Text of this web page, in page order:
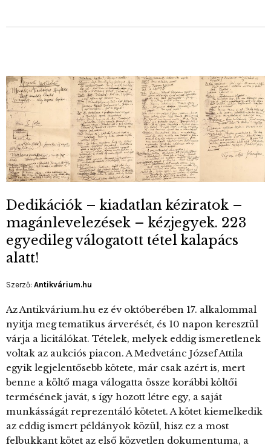
Dedikációk – kiadatlan kéziratok –
magánlevelezések – kézjegyek. 223
egyedileg válogatott tétel kalapács
alatt!
Szerző: Antikvárium.hu
Az Antikvárium.hu ez év októberében 17. alkalommal
nyitja meg tematikus árverését, és 10 napon keresztül
várja a licitálókat. Tételek, melyek eddig ismeretlenek
voltak az aukciós piacon. A Medvetánc József Attila
egyik legjelentősebb kötete, már csak azért is, mert
benne a költő maga válogatta össze korábbi költői
termésének javát, s így hozott létre egy, a saját
munkásságát reprezentáló kötetet. A kötet kiemelkedik
az eddig ismert példányok közül, hisz ez a most
felbukkant kötet az első közvetlen dokumentuma, a